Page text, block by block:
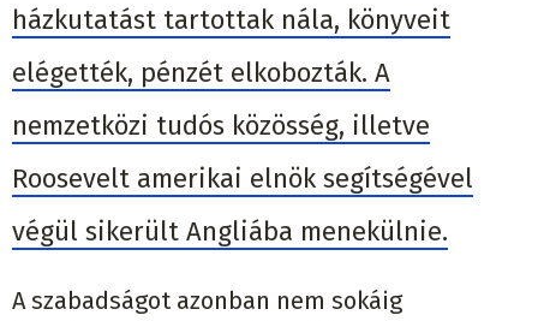
házkutatást tartottak nála, könyveit
elégették, pénzét elkobozták. A
nemzetközi tudós közösség, illetve
Roosevelt amerikai elnök segítségével
végül sikerült Angliába menekülnie.
A szabadságot azonban nem sokáig